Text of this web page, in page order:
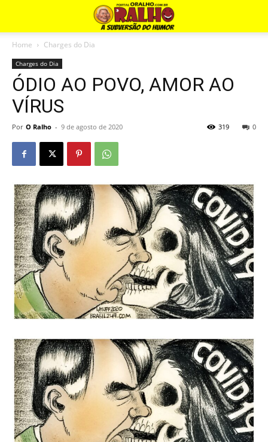
Home Charges do Dia
Charges do Dia
ÓDIO AO POVO, AMOR AO
VÍRUS
Por O Ralho - 9 de agosto de 2020 0
319